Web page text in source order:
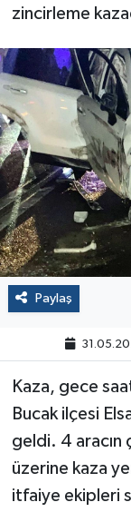
zincirleme
Paylaş
Kaza, gece
Bucak ilçesi
geldi. 4 aracın
üzerine kaza
itfaiye ekipleri
Kültür -
Magazin
Politika
Sağlık
Spor
Yaşam
Çalışma
Kadın
Yurt
2024